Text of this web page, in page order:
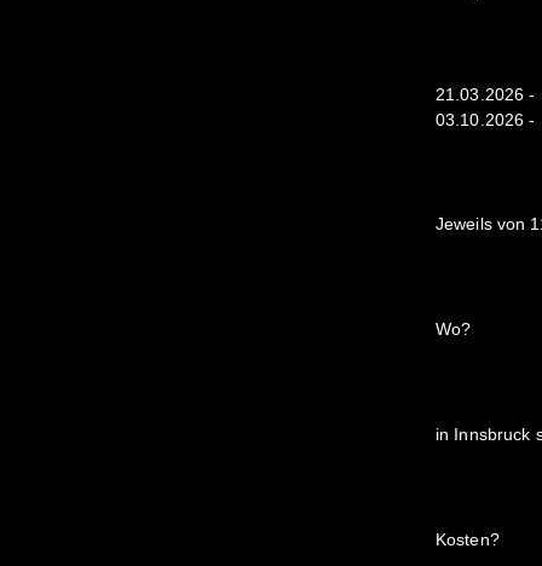
21.03.2026 -
03.10.2026 -
Jeweils von
Wo?
in Innsbruck
Kosten?